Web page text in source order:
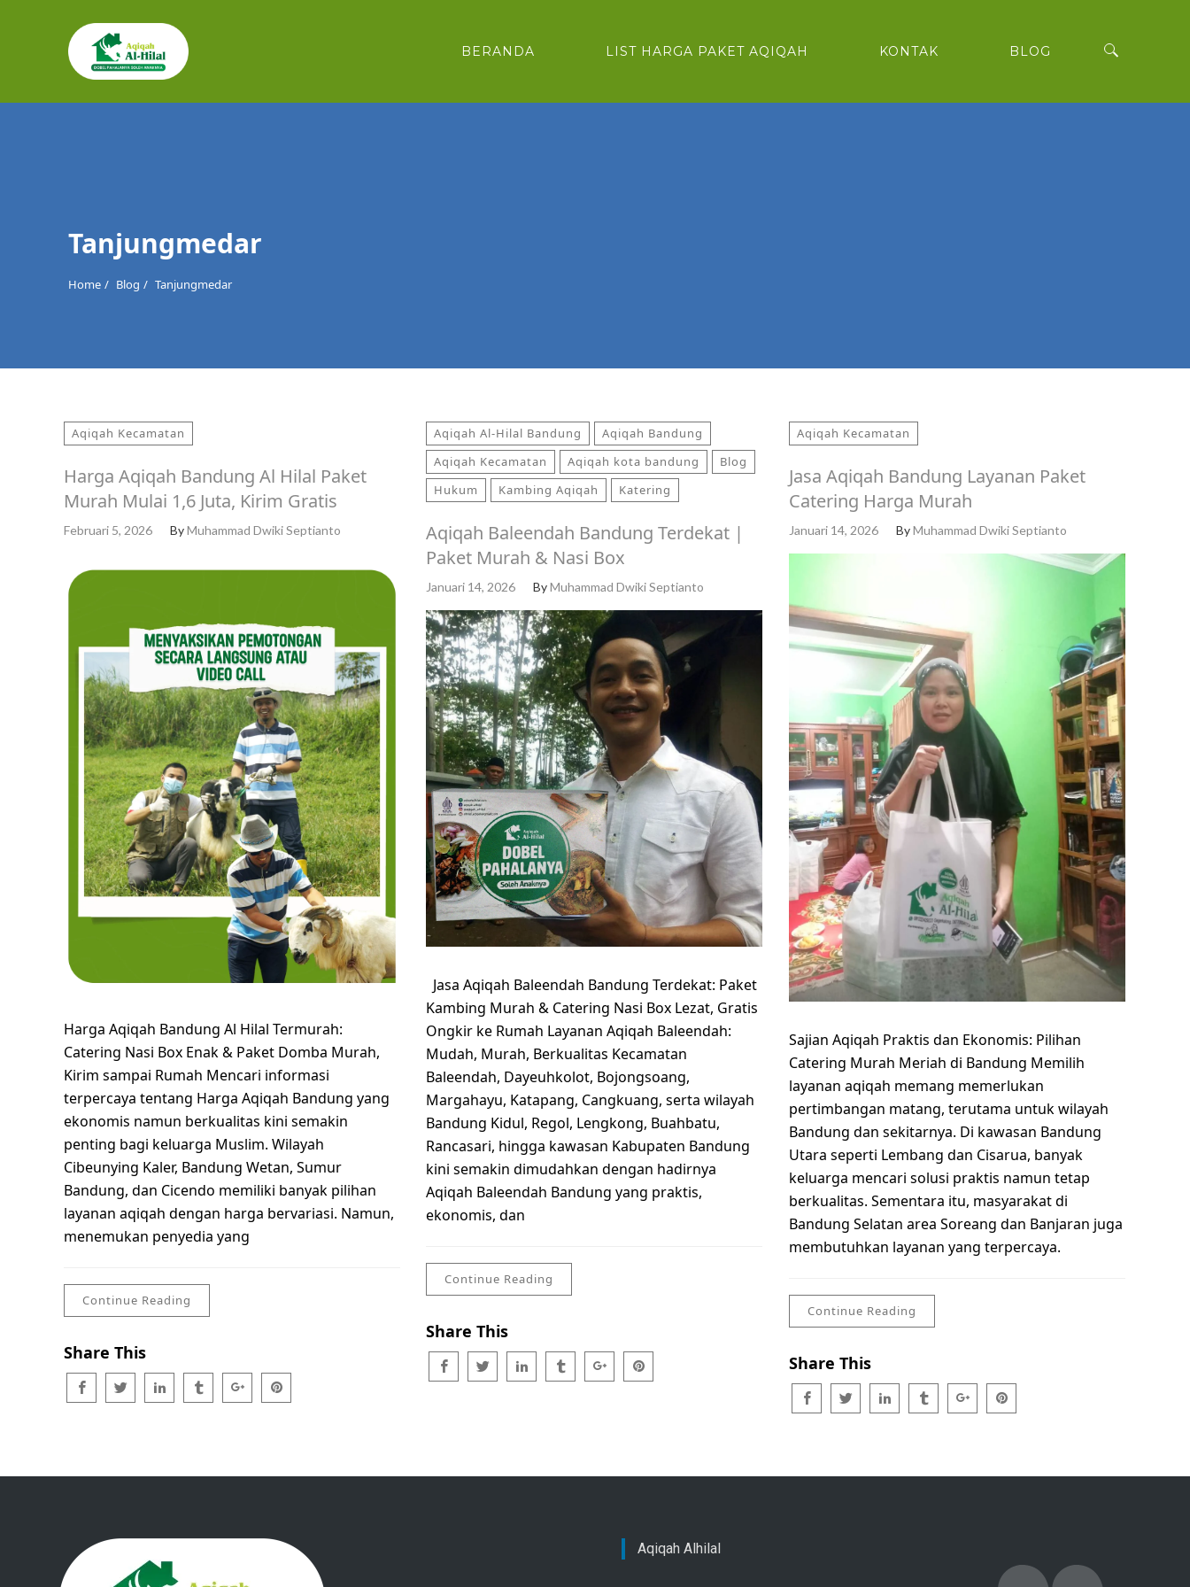
BERANDA LIST HARGA PAKET AQIQAH KONTAK BLOG
Cari
Tanjungmedar
Home Blog Tanjungmedar
Aqiqah Kecamatan
Harga Aqiqah Bandung Al Hilal Paket
Murah Mulai 1,6 Juta, Kirim Gratis
Februari 5, 2026 ByMuhammad Dwiki Septianto
Harga Aqiqah Bandung Al Hilal Termurah:
Catering Nasi Box Enak & Paket Domba Murah,
Kirim sampai Rumah Mencari informasi
terpercaya tentang Harga Aqiqah Bandung yang
ekonomis namun berkualitas kini semakin
penting bagi keluarga Muslim. Wilayah
Cibeunying Kaler, Bandung Wetan, Sumur
Bandung, dan Cicendo memiliki banyak pilihan
layanan aqiqah dengan harga bervariasi. Namun,
menemukan penyedia yang
Continue Reading
Share This
Aqiqah Al-Hilal Bandung
Aqiqah Bandung
Aqiqah Kecamatan
Aqiqah kota bandung
Blog
Hukum
Kambing Aqiqah Katering
Aqiqah Baleendah Bandung Terdekat |
Paket Murah & Nasi Box
Januari 14, 2026 ByMuhammad Dwiki Septianto
Jasa Aqiqah Baleendah Bandung Terdekat: Paket
Kambing Murah & Catering Nasi Box Lezat, Gratis
Ongkir ke Rumah Layanan Aqiqah Baleendah:
Mudah, Murah, Berkualitas Kecamatan
Baleendah, Dayeuhkolot, Bojongsoang,
Margahayu, Katapang, Cangkuang, serta wilayah
Bandung Kidul, Regol, Lengkong, Buahbatu,
Rancasari, hingga kawasan Kabupaten Bandung
kini semakin dimudahkan dengan hadirnya
Aqiqah Baleendah Bandung yang praktis,
ekonomis, dan
Continue Reading
Share This
Aqiqah Kecamatan
Jasa Aqiqah Bandung Layanan Paket
Catering Harga Murah
Januari 14, 2026 ByMuhammad Dwiki Septianto
Sajian Aqiqah Praktis dan Ekonomis: Pilihan
Catering Murah Meriah di Bandung Memilih
layanan aqiqah memang memerlukan
pertimbangan matang, terutama untuk wilayah
Bandung dan sekitarnya. Di kawasan Bandung
Utara seperti Lembang dan Cisarua, banyak
keluarga mencari solusi praktis namun tetap
berkualitas. Sementara itu, masyarakat di
Bandung Selatan area Soreang dan Banjaran juga
membutuhkan layanan yang terpercaya.
Continue Reading
Share This
Aqiqah Alhilal